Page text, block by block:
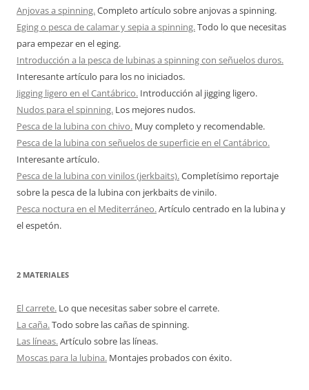
Anjovas a spinning.Completo artículo sobre anjovas a spinning.
Eging o pesca de calamar y sepia a spinning.Todo lo que necesitas
para empezar en el eging.
Introducción a la pesca de lubinas a spinning con señuelos duros.
Interesante artículo para los no iniciados.
Jigging ligero en el Cantábrico. Introducción al jigging ligero.
Nudos para el spinning. Los mejores nudos.
Pesca de la lubina con chivo. Muy completo y recomendable.
Pesca de la lubina con señuelos de superficie en el Cantábrico.
Interesante artículo.
Pesca de la lubina con vinilos (jerkbaits).Completísimo reportaje
sobre la pesca de la lubina con jerkbaits de vinilo.
Pesca noctura en el Mediterráneo.Artículo centrado en la lubina y
el espetón.
2 MATERIALES
El carrete. Lo que necesitas saber sobre el carrete.
La caña.Todo sobre las cañas de spinning.
Las líneas.Artículo sobre las líneas.
Moscas para la lubina. Montajes probados con éxito.